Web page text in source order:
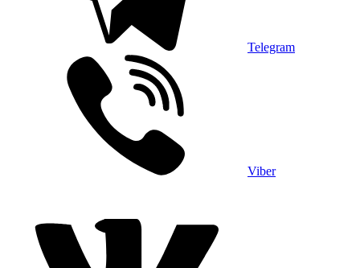
Telegram
Viber